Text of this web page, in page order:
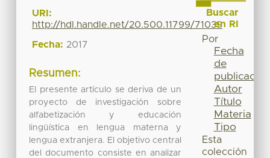
URI:
http://hdl.handle.net/20.500.11799/71039
Fecha: 2017
Resumen:
El presente artículo se deriva de un
proyecto de investigación sobre
alfabetización y educación
lingüística en lengua materna y
lengua extranjera. El objetivo central
del documento consiste en analizar
Buscar
en RI
Por
Fecha
de
publicación
Autor
Título
Materia
Tipo
Esta
colección